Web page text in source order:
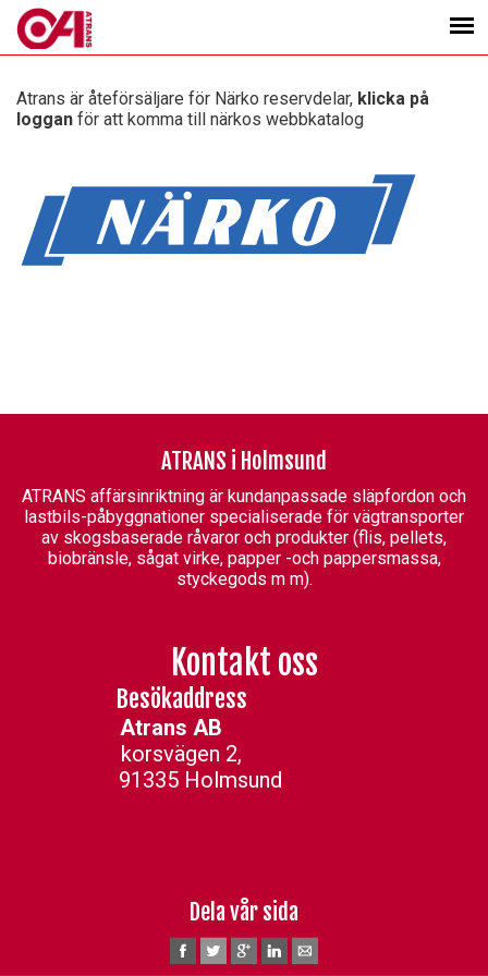
Atrans är åteförsäljare för Närko reservdelar, klicka på
loggan för att komma till närkos webbkatalog
ATRANS i Holmsund
ATRANS affärsinriktning är kundanpassade släpfordon och
lastbils-påbyggnationer specialiserade för vägtransporter
av skogsbaserade råvaror och produkter (flis, pellets,
biobränsle, sågat virke, papper -och pappersmassa,
styckegods m m).
Kontakt oss
Besökaddress
Atrans AB
korsvägen 2,
91335 Holmsund
Dela vår sida